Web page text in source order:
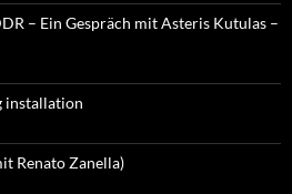
– Ein Gespräch mit Asteris Kutulas –
installation
Renato Zanella)